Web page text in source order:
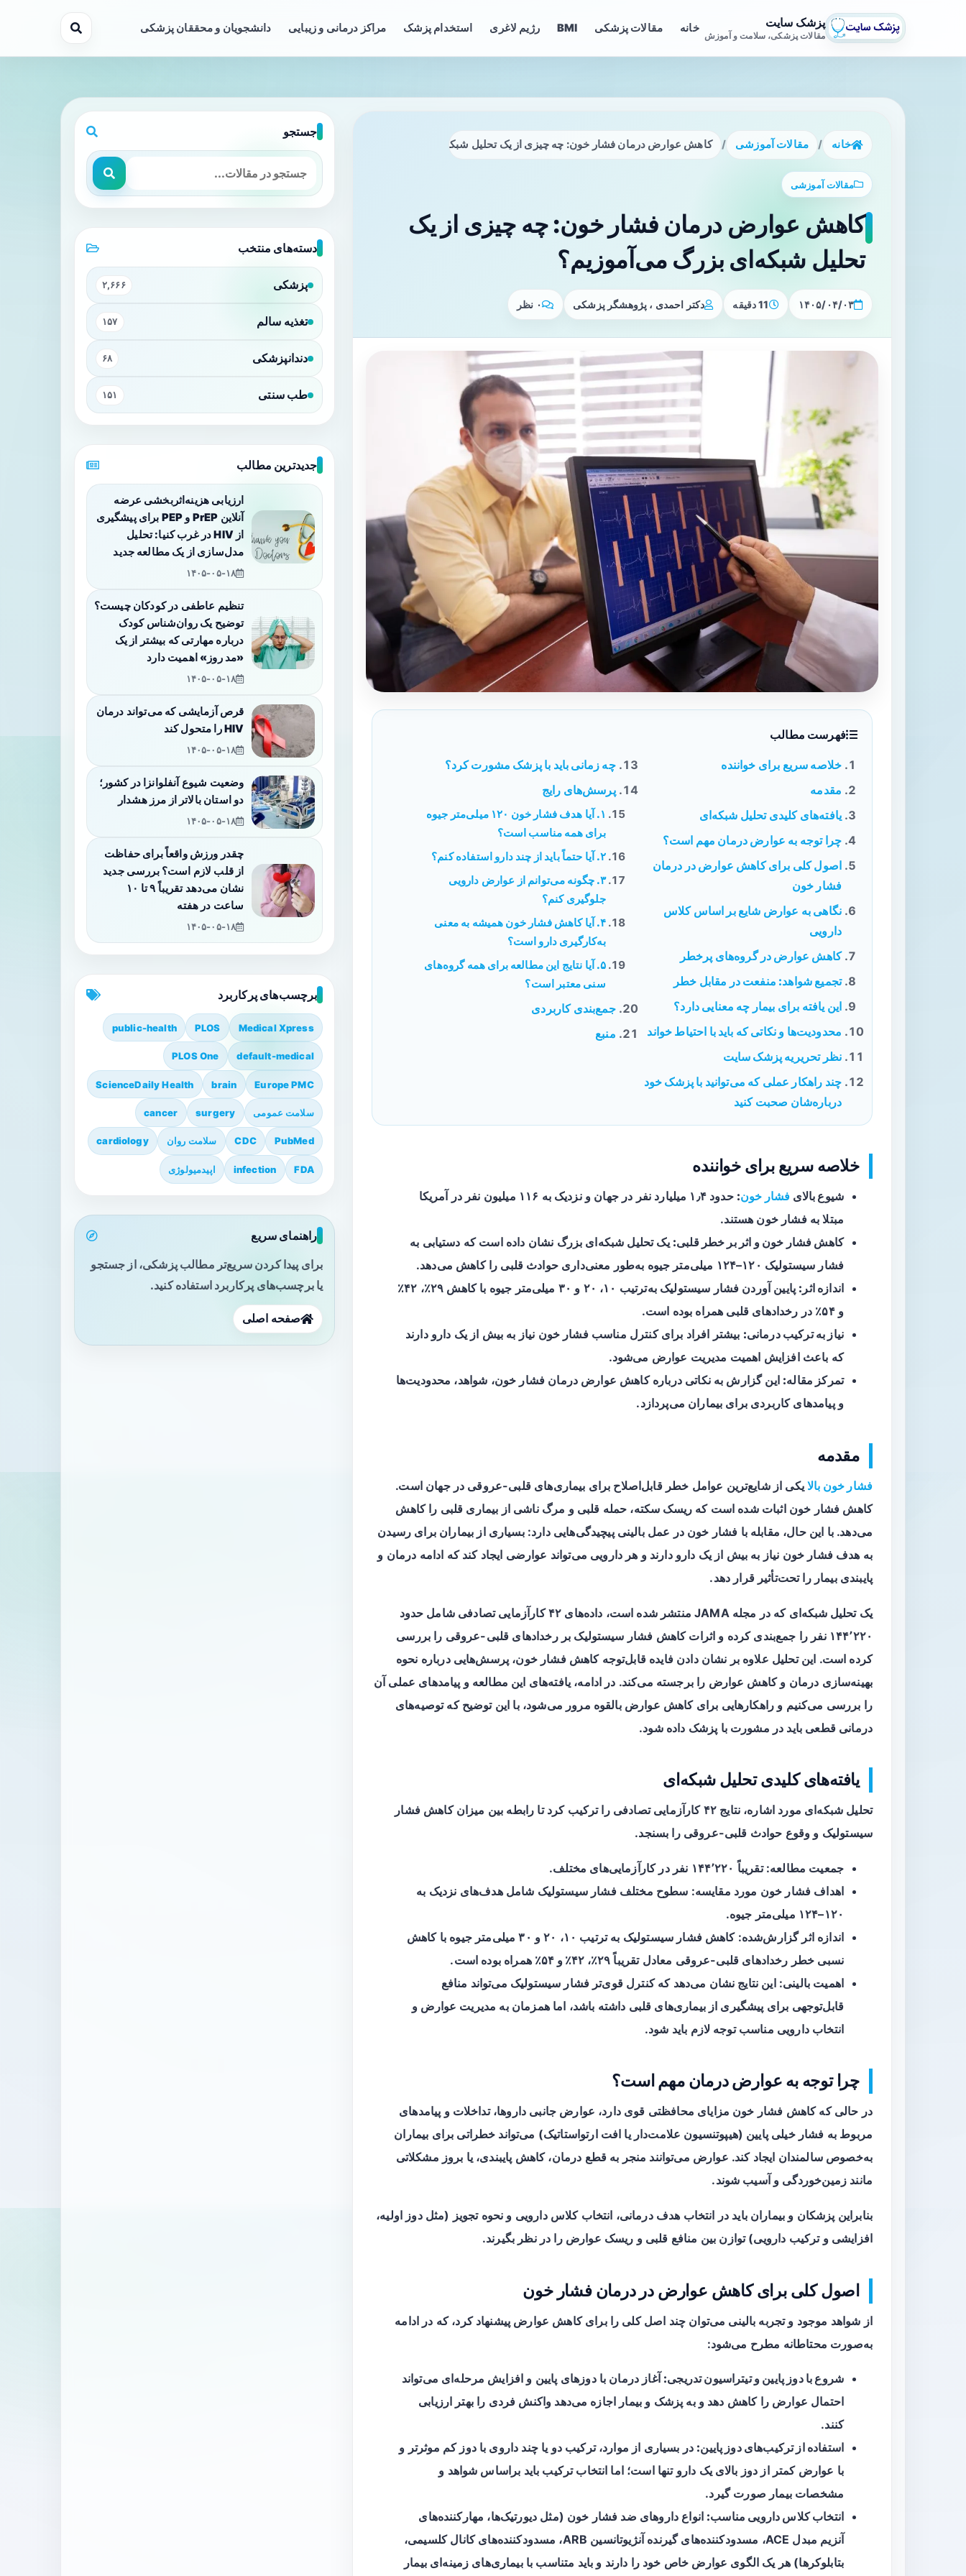
پزشک سایت
مقالات پزشکی، سلامت و آموزش
خانه مقالات پزشکی BMI رژیم لاغری استخدام پزشک مراکز درمانی و زیبایی دانشجویان و محققان پزشکی
خانه / مقالات آموزشی / کاهش عوارض درمان فشار خون: چه چیزی از یک تحلیل شبکه‌ای بزرگ می‌آموزیم؟
مقالات آموزشی
کاهش عوارض درمان فشار خون: چه چیزی از یک
تحلیل شبکه‌ای بزرگ می‌آموزیم؟
۱۴۰۵/۰۴/۰۳ 11 دقیقه دکتر احمدی ، پژوهشگر پزشکی ۰ نظر
فهرست مطالب
خلاصه سریع برای خواننده
مقدمه
یافته‌های کلیدی تحلیل شبکه‌ای
چرا توجه به عوارض درمان مهم است؟
اصول کلی برای کاهش عوارض در درمان
فشار خون
نگاهی به عوارض شایع بر اساس کلاس
دارویی
کاهش عوارض در گروه‌های پرخطر
تجمیع شواهد: منفعت در مقابل خطر
این یافته برای بیمار چه معنایی دارد؟
محدودیت‌ها و نکاتی که باید با احتیاط خواند
نظر تحریریه پزشک سایت
چند راهکار عملی که می‌توانید با پزشک خود
درباره‌شان صحبت کنید
چه زمانی باید با پزشک مشورت کرد؟
پرسش‌های رایج
۱. آیا هدف فشار خون ۱۲۰ میلی‌متر جیوه
برای همه مناسب است؟
۲. آیا حتماً باید از چند دارو استفاده کنم؟
۳. چگونه می‌توانم از عوارض دارویی
جلوگیری کنم؟
۴. آیا کاهش فشار خون همیشه به معنی
به‌کارگیری دارو است؟
۵. آیا نتایج این مطالعه برای همه گروه‌های
سنی معتبر است؟
جمع‌بندی کاربردی
منبع
خلاصه سریع برای خواننده
شیوع بالای فشار خون:
حدود ۱٫۴ میلیارد نفر در جهان و نزدیک به ۱۱۶ میلیون نفر در آمریکا
مبتلا به فشار خون هستند.
کاهش فشار خون و اثر بر خطر قلبی: یک تحلیل شبکه‌ای بزرگ نشان داده است که دستیابی به
فشار سیستولیک ۱۲۰–۱۲۴ میلی‌متر جیوه به‌طور معنی‌داری حوادث قلبی را کاهش می‌دهد.
اندازه اثر:
پایین آوردن فشار سیستولیک به‌ترتیب ۱۰، ۲۰ و ۳۰ میلی‌متر جیوه با کاهش ۲۹٪، ۴۲٪
و ۵۴٪ در رخدادهای قلبی همراه بوده است.
نیاز به ترکیب درمانی: بیشتر افراد برای کنترل مناسب فشار خون نیاز به بیش از یک دارو دارند
که باعث افزایش اهمیت مدیریت عوارض می‌شود.
تمرکز مقاله: این گزارش به نکاتی درباره کاهش عوارض درمان فشار خون، شواهد، محدودیت‌ها
و پیامدهای کاربردی برای بیماران می‌پردازد.
مقدمه
فشار خون بالایکی از شایع‌ترین عوامل خطر قابل‌اصلاح برای بیماری‌های قلبی-عروقی در جهان است.
کاهش فشار خون اثبات شده است که ریسک سکته، حمله قلبی و مرگ ناشی از بیماری قلبی را کاهش
می‌دهد. با این حال، مقابله با فشار خون در عمل بالینی پیچیدگی‌هایی دارد: بسیاری از بیماران برای رسیدن
به هدف فشار خون نیاز به بیش از یک دارو دارند و هر دارویی می‌تواند عوارضی ایجاد کند که ادامه درمان و
پایبندی بیمار را تحت‌تأثیر قرار دهد.
یکتحلیل شبکه‌ای
که در مجله JAMA منتشر شده است، داده‌های ۴۲ کارآزمایی تصادفی شامل حدود
۱۴۴٬۲۲۰ نفر را جمع‌بندی کرده و اثرات کاهش فشار سیستولیک بر رخدادهای قلبی-عروقی را بررسی
کرده است. این تحلیل علاوه بر نشان دادن فایده قابل‌توجه کاهش فشار خون، پرسش‌هایی درباره نحوه
بهینه‌سازی درمان و کاهش عوارض را برجسته می‌کند. در ادامه، یافته‌های این مطالعه و پیامدهای عملی آن
را بررسی می‌کنیم و راهکارهایی برای کاهش عوارض بالقوه مرور می‌شود، با این توضیح که توصیه‌های
درمانی قطعی باید در مشورت با پزشک داده شود.
یافته‌های کلیدی تحلیل شبکه‌ای
تحلیل شبکه‌ای مورد اشاره، نتایج ۴۲ کارآزمایی تصادفی را ترکیب کرد تا رابطه بین میزان کاهش فشار
سیستولیک و وقوع حوادث قلبی-عروقی را بسنجد.
جمعیت مطالعه: تقریباً ۱۴۴٬۲۲۰ نفر در کارآزمایی‌های مختلف.
اهداف فشار خون مورد مقایسه: سطوح مختلف فشار سیستولیک شامل هدف‌های نزدیک به
۱۲۰–۱۲۴ میلی‌متر جیوه.
اندازه اثر گزارش‌شده: کاهش فشار سیستولیک به ترتیب ۱۰، ۲۰ و ۳۰ میلی‌متر جیوه با کاهش
نسبی خطر رخدادهای قلبی-عروقی معادل تقریباً۲۹٪، ۴۲٪ و ۵۴٪
همراه بوده است.
اهمیت بالینی: این نتایج نشان می‌دهد که کنترل قوی‌تر فشار سیستولیک می‌تواند منافع
قابل‌توجهی برای پیشگیری از بیماری‌های قلبی داشته باشد، اما همزمان به مدیریت عوارض و
انتخاب دارویی مناسب توجه لازم باید شود.
چرا توجه به عوارض درمان مهم است؟
در حالی که کاهش فشار خون مزایای محافظتی قوی دارد، عوارض جانبی داروها، تداخلات و پیامدهای
مربوط به فشار خیلی پایین (هیپوتنسیون علامت‌دار یا افت ارتواستاتیک) می‌تواند خطراتی برای بیماران
به‌خصوص سالمندان ایجاد کند. عوارض می‌توانند منجر به قطع درمان، کاهش پایبندی، یا بروز مشکلاتی
مانند زمین‌خوردگی و آسیب شوند.
بنابراین پزشکان و بیماران باید در انتخاب هدف درمانی، انتخاب کلاس دارویی و نحوه تجویز (مثل دوز اولیه،
افزایشی و ترکیب دارویی) توازن بین منافع قلبی و ریسک عوارض را در نظر بگیرند.
اصول کلی برای کاهش عوارض در درمان فشار خون
از شواهد موجود و تجربه بالینی می‌توان چند اصل کلی را برای کاهش عوارض پیشنهاد کرد، که در ادامه
به‌صورت محتاطانه مطرح می‌شود:
شروع با دوز پایین و تیتراسیون تدریجی: آغاز درمان با دوزهای پایین و افزایش مرحله‌ای می‌تواند
احتمال عوارض را کاهش دهد و به پزشک و بیمار اجازه می‌دهد واکنش فردی را بهتر ارزیابی
کنند.
استفاده از ترکیب‌های دوز پایین: در بسیاری از موارد، ترکیب دو یا چند داروی با دوز کم موثرتر و
با عوارض کمتر از دوز بالای یک دارو تنها است؛ اما انتخاب ترکیب باید براساس شواهد و
مشخصات بیمار صورت گیرد.
انتخاب کلاس دارویی مناسب: انواع داروهای ضد فشار خون (مثل دیورتیک‌ها، مهارکننده‌های
آنزیم مبدل ACE، مسدودکننده‌های گیرنده آنژیوتانسین ARB، مسدودکننده‌های کانال کلسیمی،
بتابلوکرها) هر یک الگوی عوارض خاص خود را دارند و باید متناسب با بیماری‌های زمینه‌ای بیمار
جستجو
دسته‌های منتخب
پزشکی ۲,۶۶۶
تغذیه سالم ۱۵۷
دندانپزشکی ۶۸
طب سنتی ۱۵۱
جدیدترین مطالب
ارزیابی هزینه‌اثربخشی عرضه
آنلاین PrEP و PEP برای پیشگیری
از HIV در غرب کنیا: تحلیل
مدل‌سازی از یک مطالعه جدید
۱۴۰۵-۰۵-۱۸
تنظیم عاطفی در کودکان چیست؟
توضیح یک روان‌شناس کودک
درباره مهارتی که بیشتر از یک
«مد روز» اهمیت دارد
۱۴۰۵-۰۵-۱۸
قرص آزمایشی که می‌تواند درمان
HIV را متحول کند
۱۴۰۵-۰۵-۱۸
وضعیت شیوع آنفلوانزا در کشور؛
دو استان بالاتر از مرز هشدار
۱۴۰۵-۰۵-۱۸
چقدر ورزش واقعاً برای حفاظت
از قلب لازم است؟ بررسی جدید
نشان می‌دهد تقریباً ۹ تا ۱۰
ساعت در هفته
۱۴۰۵-۰۵-۱۸
برچسب‌های پرکاربرد
Medical Xpress
PLOS
public-health
default-medical
PLOS One
Europe PMC
brain
ScienceDaily Health
سلامت عمومی surgery
cancer
PubMed
CDC سلامت روان cardiology
FDA
infection اپیدمیولوژی
راهنمای سریع
برای پیدا کردن سریع‌تر مطالب پزشکی، از جستجو
یا برچسب‌های پرکاربرد استفاده کنید.
صفحه اصلی